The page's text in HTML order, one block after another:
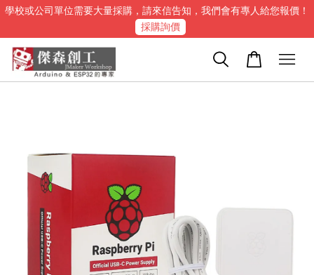
學校或公司單位需要大量採購，請來信告知，我們會有專人給您報價！
採購詢價